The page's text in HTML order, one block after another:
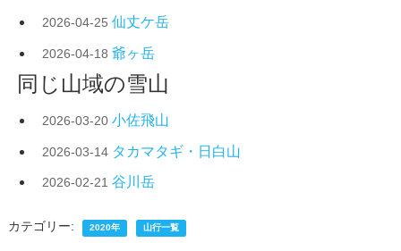
2026-04-25 仙丈ケ岳
2026-04-18 爺ヶ岳
同じ山域の雪山
2026-03-20 小佐飛山
2026-03-14 タカマタギ・日白山
2026-02-21 谷川岳
カテゴリー: 2020年 山行一覧